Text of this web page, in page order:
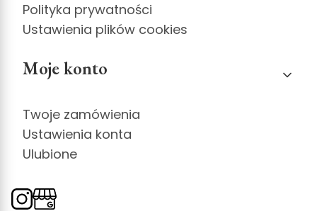
Polityka prywatności
Ustawienia plików cookies
Moje konto
Twoje zamówienia
Ustawienia konta
Ulubione